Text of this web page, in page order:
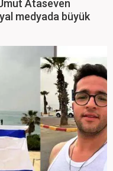
Ataseven
medyada büyük